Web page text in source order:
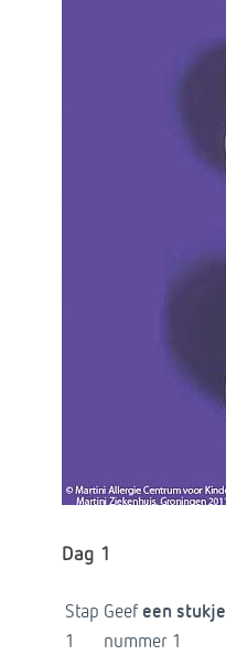
Dag 1
Stap
1
Geef een stukje
nummer 1